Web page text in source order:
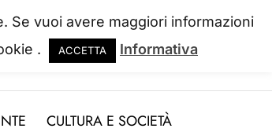
Josh Billings
CULTURA E SOCIETÀ
Se vuoi avere maggiori informazioni
.
ACCETTA Informativa